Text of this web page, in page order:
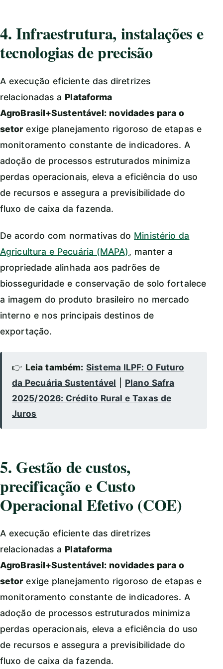
4. Infraestrutura, instalações e
tecnologias de precisão
A execução eficiente das diretrizes
relacionadas a Plataforma
AgroBrasil+Sustentável: novidades para o
setorexige planejamento rigoroso de etapas e
monitoramento constante de indicadores. A
adoção de processos estruturados minimiza
perdas operacionais, eleva a eficiência do uso
de recursos e assegura a previsibilidade do
fluxo de caixa da fazenda.
De acordo com normativas do Ministério da
Agricultura e Pecuária (MAPA), manter a
propriedade alinhada aos padrões de
biosseguridade e conservação de solo fortalece
a imagem do produto brasileiro no mercado
interno e nos principais destinos de
exportação.
👉 Leia também: Sistema ILPF: O Futuro
da Pecuária Sustentável
Plano Safra
2025/2026: Crédito Rural e Taxas de
Juros
5. Gestão de custos,
precificação e Custo
Operacional Efetivo (COE)
A execução eficiente das diretrizes
relacionadas a Plataforma
AgroBrasil+Sustentável: novidades para o
setorexige planejamento rigoroso de etapas e
monitoramento constante de indicadores. A
adoção de processos estruturados minimiza
perdas operacionais, eleva a eficiência do uso
de recursos e assegura a previsibilidade do
fluxo de caixa da fazenda.